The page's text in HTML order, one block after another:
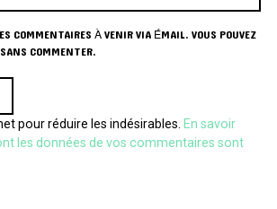
COMMENTAIRES À VENIR VIA ÉMAIL. VOUS POUVEZ
COMMENTER.
pour réduire les indésirables. En savoir
les données de vos commentaires sont